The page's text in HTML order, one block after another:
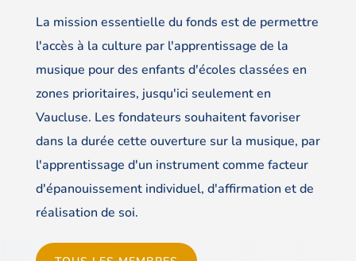
La mission essentielle du fonds est de permettre
l'accès à la culture par l'apprentissage de la
musique pour des enfants d'écoles classées en
zones prioritaires, jusqu'ici seulement en
Vaucluse. Les fondateurs souhaitent favoriser
dans la durée cette ouverture sur la musique, par
l'apprentissage d'un instrument comme facteur
d'épanouissement individuel, d'affirmation et de
réalisation de soi.